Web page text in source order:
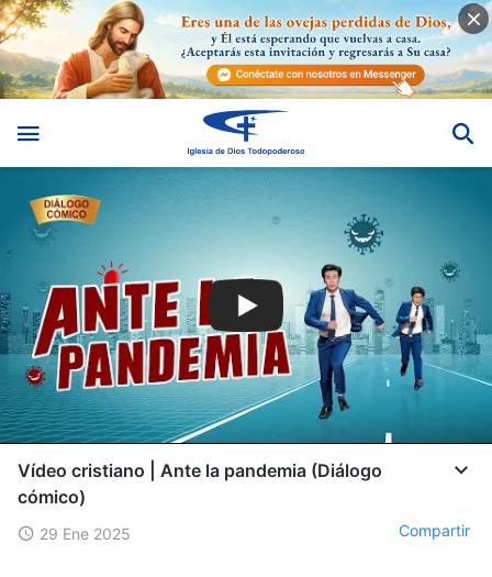
Vídeo cristiano | Ante la pandemia (Diálogo
cómico)
29 Ene 2025 Compartir